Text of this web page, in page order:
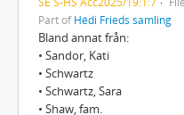
Part ofHédi Frieds samling
Bland annat från:
• Sandor, Kati
• Schwartz
• Schwartz, Sara
• Shaw, fam.